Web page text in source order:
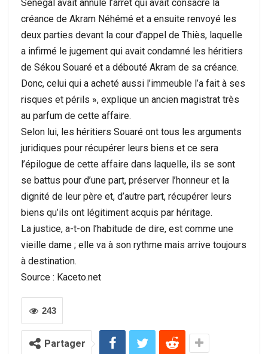
Sénégal avait annulé l’arrêt qui avait consacré la
créance de Akram Néhémé et a ensuite renvoyé les
deux parties devant la cour d’appel de Thiès, laquelle
a infirmé le jugement qui avait condamné les héritiers
de Sékou Souaré et a débouté Akram de sa créance.
Donc, celui qui a acheté aussi l’immeuble l’a fait à ses
risques et périls », explique un ancien magistrat très
au parfum de cette affaire.
Selon lui, les héritiers Souaré ont tous les arguments
juridiques pour récupérer leurs biens et ce sera
l’épilogue de cette affaire dans laquelle, ils se sont
se battus pour d’une part, préserver l’honneur et la
dignité de leur père et, d’autre part, récupérer leurs
biens qu’ils ont légitiment acquis par héritage.
La justice, a-t-on l’habitude de dire, est comme une
vieille dame ; elle va à son rythme mais arrive toujours
à destination.
Source : Kaceto.net
243
Partager